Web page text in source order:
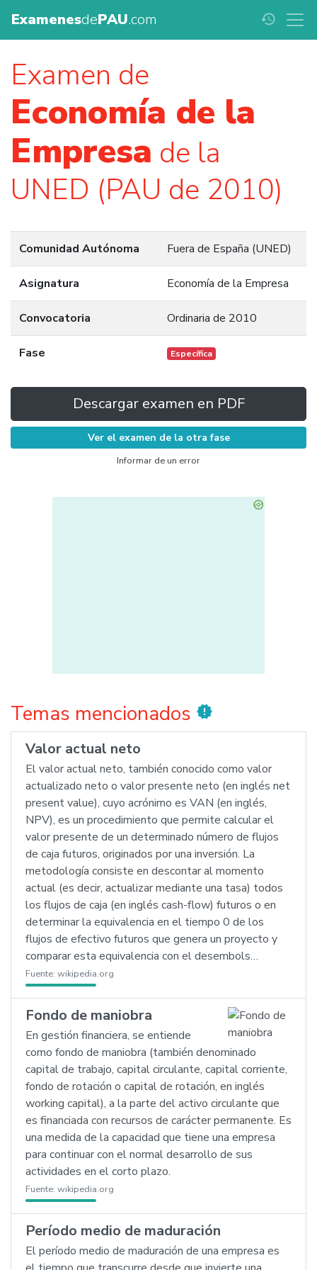
ExamenesdePAU.com history
Examen de
Economía de la
Empresa de la
UNED (PAU de 2010)
Comunidad Autónoma Fuera de España (UNED)
Asignatura Economía de la Empresa
Convocatoria Ordinaria de 2010
Fase Específica
Descargar examen en PDF
Ver el examen de la otra fase
Informar de un error
Temas mencionados new_releases
Valor actual neto
El valor actual neto, también conocido como valor
actualizado neto o valor presente neto (en inglés net
present value), cuyo acrónimo es VAN (en inglés,
NPV), es un procedimiento que permite calcular el
valor presente de un determinado número de flujos
de caja futuros, originados por una inversión. La
metodología consiste en descontar al momento
actual (es decir, actualizar mediante una tasa) todos
los flujos de caja (en inglés cash-flow) futuros o en
determinar la equivalencia en el tiempo 0 de los
flujos de efectivo futuros que genera un proyecto y
comparar esta equivalencia con el desembols…
Fuente: wikipedia.org
Fondo de maniobra
En gestión financiera, se entiende
como fondo de maniobra (también denominado
capital de trabajo, capital circulante, capital corriente,
fondo de rotación o capital de rotación, en inglés
working capital), a la parte del activo circulante que
es financiada con recursos de carácter permanente. Es
una medida de la capacidad que tiene una empresa
para continuar con el normal desarrollo de sus
actividades en el corto plazo.
Fuente: wikipedia.org
Período medio de maduración
El período medio de maduración de una empresa es